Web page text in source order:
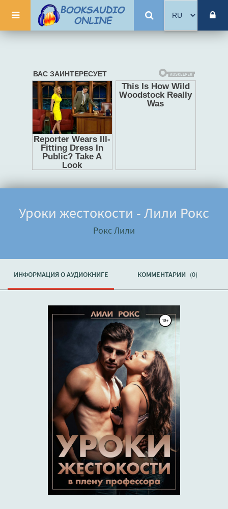
Уроки жестокости - Лили Рокс
Рокс Лили
ИНФОРМАЦИЯ О АУДИОКНИГЕ КОММЕНТАРИИ (0)